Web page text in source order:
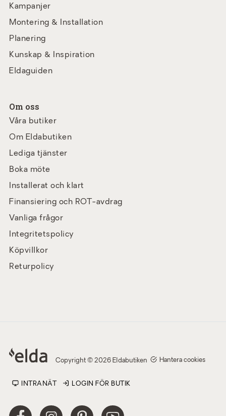
Kampanjer
Montering & Installation
Planering
Kunskap & Inspiration
Eldaguiden
Om oss
Våra butiker
Om Eldabutiken
Lediga tjänster
Boka möte
Installerat och klart
Finansiering och ROT-avdrag
Vanliga frågor
Integritetspolicy
Köpvillkor
Returpolicy
Copyright © 2026 Eldabutiken Hantera cookies
INTRANÄT LOGIN FÖR BUTIK